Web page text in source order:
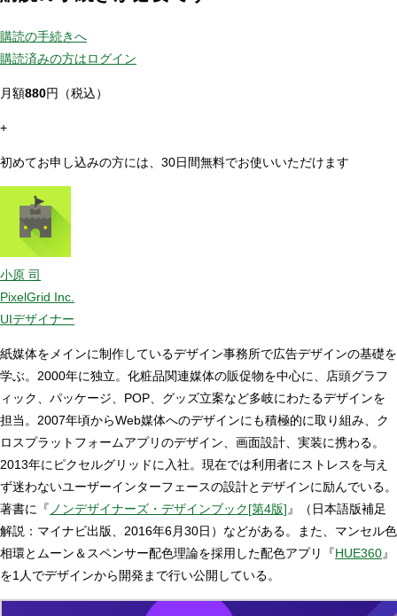
購読の手続きへ
購読済みの方はログイン
月額880円（税込）
+
初めてお申し込みの方には、30日間無料でお使いいただけます
小原 司
PixelGrid Inc.
UIデザイナー
紙媒体をメインに制作しているデザイン事務所で広告デザインの基礎を
学ぶ。2000年に独立。化粧品関連媒体の販促物を中心に、店頭グラフ
ィック、パッケージ、POP、グッズ立案など多岐にわたるデザインを
担当。2007年頃からWeb媒体へのデザインにも積極的に取り組み、ク
ロスプラットフォームアプリのデザイン、画面設計、実装に携わる。
2013年にピクセルグリッドに入社。現在では利用者にストレスを与え
ず迷わないユーザーインターフェースの設計とデザインに励んでいる。
著書に『 ノンデザイナーズ・デザインブック[第4版] 』（日本語版補足
解説：マイナビ出版、2016年6月30日）などがある。また、マンセル色
相環とムーン＆スペンサー配色理論を採用した配色アプリ『HUE360』
を1人でデザインから開発まで行い公開している。